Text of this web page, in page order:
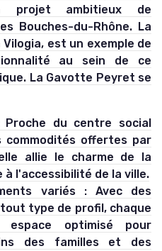
projet ambitieux de
Bouches-du-Rhône. La
est un exemple de
au sein de ce
La Gavotte Peyret se
du centre social
offertes par
allie le charme de la
à l'accessibilité de la ville.
variés :Avec des
type de profil, chaque
optimisé pour
des familles et des